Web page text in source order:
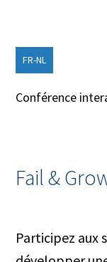
FR-NL
Conférence
Fail &
Participez aux